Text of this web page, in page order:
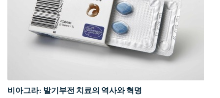
비아그라: 발기부전 치료의 역사와 혁명